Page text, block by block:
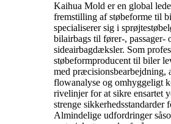
Kaihua Mold er en global
fremstilling af støbeforme til
specialiserer sig i
bilairbags til fører-, passager-
sideairbagdæksler. Som
støbeformproducent til biler
med præcisionsbearbejdning,
flowanalyse og omhyggeligt
rivelinjer for at sikre ensartet
strenge sikkerhedsstandarder
Almindelige udfordringer